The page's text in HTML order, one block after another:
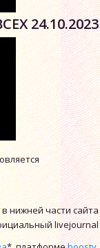
24.10.2023
нижней части сайта
livejournal